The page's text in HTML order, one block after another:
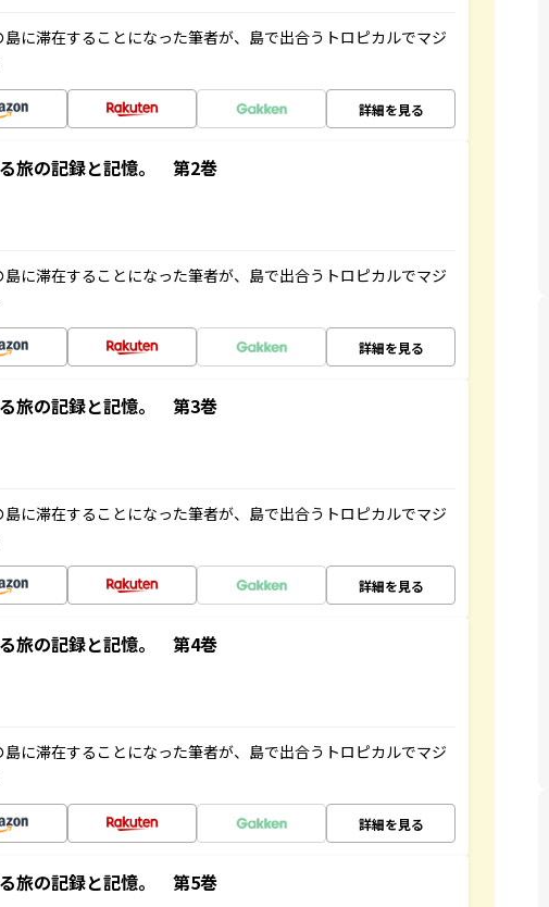
に滞在することになった筆者が、島で出合うトロピカルでマジ
詳細を見る
旅の記録と記憶。 第2巻
に滞在することになった筆者が、島で出合うトロピカルでマジ
詳細を見る
旅の記録と記憶。 第3巻
に滞在することになった筆者が、島で出合うトロピカルでマジ
詳細を見る
旅の記録と記憶。 第4巻
に滞在することになった筆者が、島で出合うトロピカルでマジ
詳細を見る
旅の記録と記憶。 第5巻